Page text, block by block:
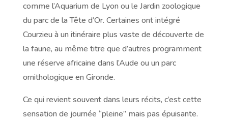
comme l’Aquarium de Lyon ou le Jardin zoologique
du parc de la Tête d’Or. Certaines ont intégré
Courzieu à un itinéraire plus vaste de découverte de
la faune, au même titre que d’autres programment
une réserve africaine dans l’Aude ou un parc
ornithologique en Gironde.
Ce qui revient souvent dans leurs récits, c’est cette
sensation de journée “pleine” mais pas épuisante.